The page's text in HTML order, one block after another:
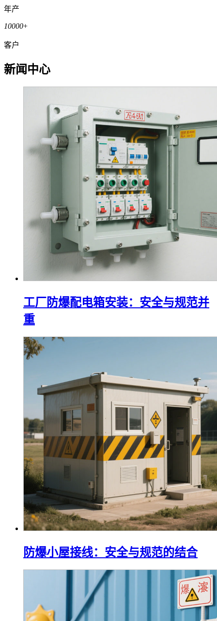
年产
10000+
客户
新闻中心
工厂防爆配电箱安装：安全与规范并
重
防爆小屋接线：安全与规范的结合